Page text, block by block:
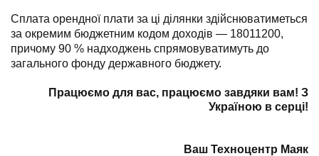
Сплата орендної плати за ці ділянки здійснюватиметься
за окремим бюджетним кодом доходів — 18011200,
причому 90 % надходжень спрямовуватимуть до
загального фонду державного бюджету.
Працюємо для вас, працюємо завдяки вам! З
Україною в серці!
Ваш Техноцентр Маяк